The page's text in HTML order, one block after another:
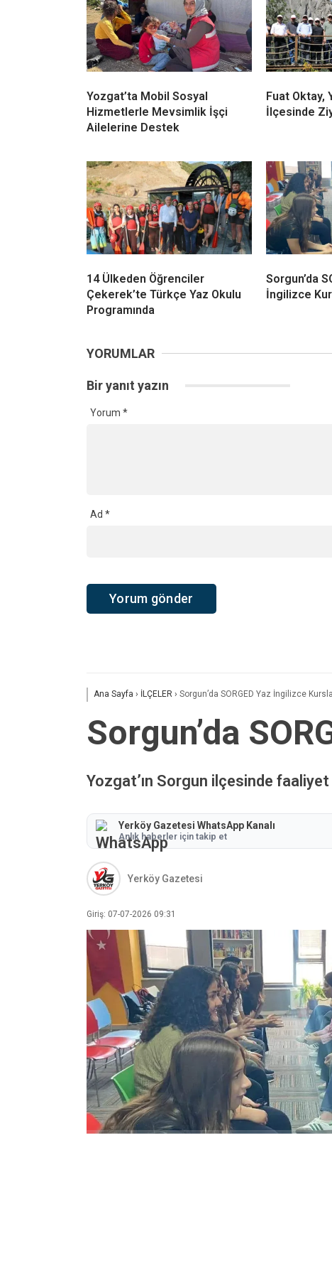
Yozgat’ta Mobil Sosyal
Hizmetlerle Mevsimlik İşçi
Ailelerine Destek
Fuat Oktay,
İlçesinde
14 Ülkeden Öğrenciler
Çekerek’te Türkçe Yaz Okulu
Programında
Sorgun’da
İngilizce
YORUMLAR
Bir yanıt yazın
Yorum *
Ad *
Ana Sayfa › İLÇELER › Sorgun’da SORGED Yaz İngilizce
Sorgun’da
Yozgat’ın Sorgun ilçesinde
Yerköy Gazetesi WhatsApp Kanalı
Anlık haberler için takip et
Yerköy Gazetesi
Giriş: 07-07-2026 09:31